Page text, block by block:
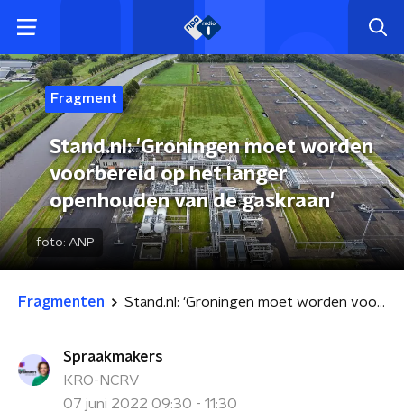
Fragment
Stand.nl: 'Groningen moet worden
voorbereid op het langer
openhouden van de gaskraan'
foto: ANP
Fragmenten Stand.nl: 'Groningen moet worden voorbereid op het langer openhouden van de gaskraan'
Spraakmakers
KRO-NCRV
07 juni 2022 09:30 - 11:30